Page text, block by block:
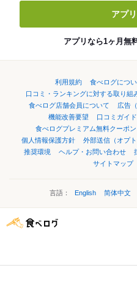
アプ
アプリなら1ヶ月無
利用規約 食べログにつ
口コミ・ランキングに対する取り組
食べログ店舗会員について
広告
機能改善要望
口コミガイ
食べログプレミアム無料クーポン
個人情報保護方針
外部送信（オプト
推奨環境
ヘルプ・お問い合わせ
サイトマップ
言語： English 简体中文